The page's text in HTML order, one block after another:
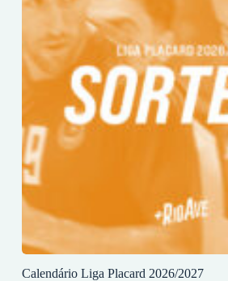
Calendário Liga Placard 2026/2027